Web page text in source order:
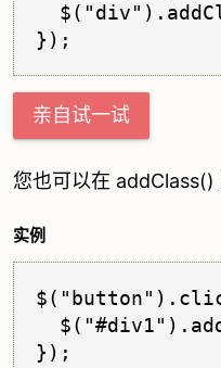
亲自试一试
您也可以在 addClass()
实例